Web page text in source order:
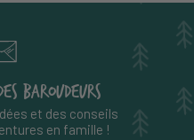
BAROUDEURS
et des conseils
en famille !